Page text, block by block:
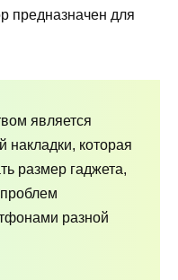
предназначен для
является
накладки, которая
размер гаджета,
проблем
разной